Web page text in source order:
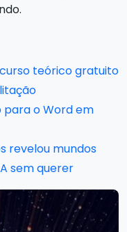
teórico gratuito
o Word em
revelou mundos
sem querer